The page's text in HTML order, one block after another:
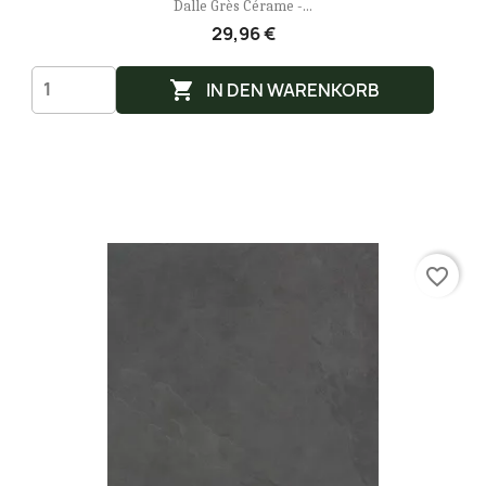
Dalle Grès Cérame -...
29,96 €
 IN DEN WARENKORB
favorite_border